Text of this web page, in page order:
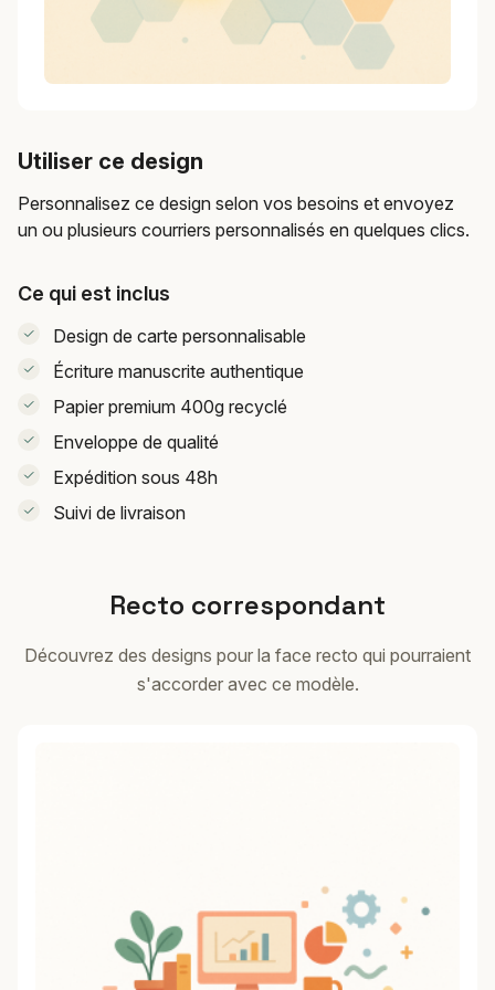
Utiliser ce design
Personnalisez ce design selon vos besoins et envoyez
un ou plusieurs courriers personnalisés en quelques clics.
Ce qui est inclus
Design de carte personnalisable
Écriture manuscrite authentique
Papier premium 400g recyclé
Enveloppe de qualité
Expédition sous 48h
Suivi de livraison
Recto correspondant
Découvrez des designs pour la face recto qui pourraient
s'accorder avec ce modèle.